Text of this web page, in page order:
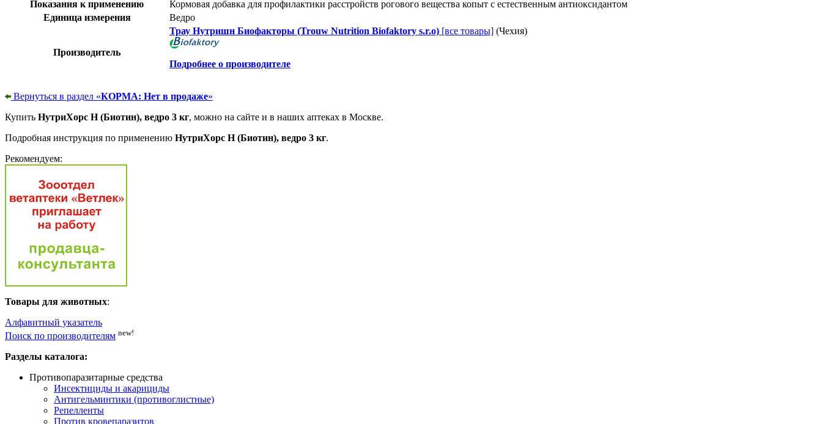
Показания к применению
Кормовая добавка для профилактики расстройств рогового вещества копыт с естественным антиоксидантом
Единица измерения
Ведро
Производитель
Трау Нутришн Биофакторы (Trouw Nutrition Biofaktory s.r.o) [все товары] (Чехия)
Подробнее о производителе
Вернуться в раздел «КОРМА: Нет в продаже»
Купить НутриХорс Н (Биотин), ведро 3 кг, можно на сайте и в наших аптеках в Москве.
Подробная инструкция по применению НутриХорс Н (Биотин), ведро 3 кг.
Рекомендуем:
Товары для животных:
Алфавитный указатель
Поиск по производителям new!
Разделы каталога:
Противопаразитарные средства
Инсектициды и акарициды
Антигельминтики (противоглистные)
Репелленты
Против кровепаразитов